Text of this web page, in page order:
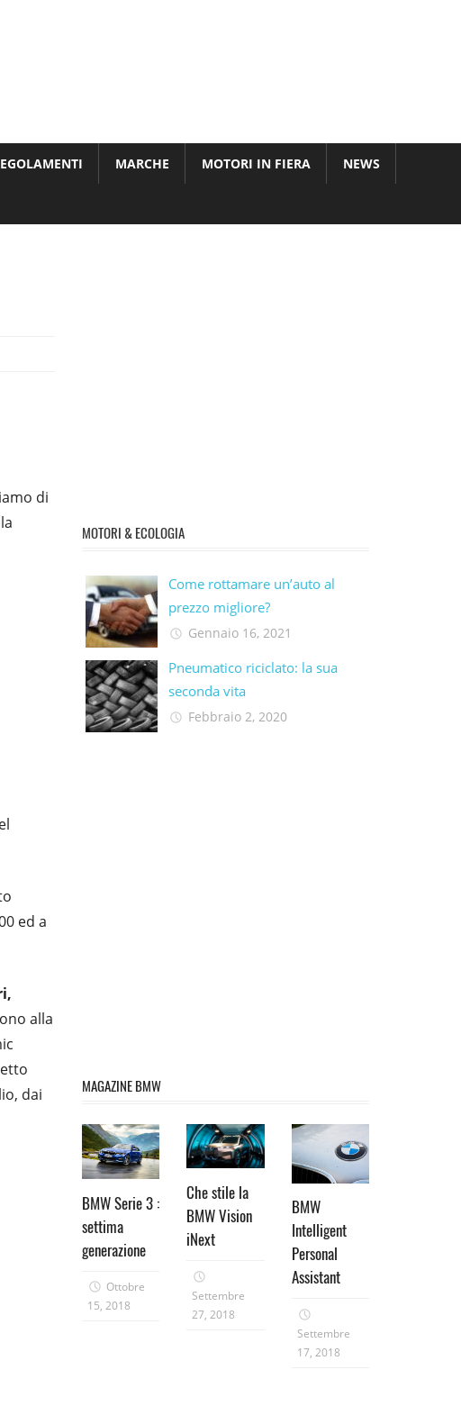
MARCHE MOTORI IN FIERA NEWS
di
ed a
alla
dai
MOTORI & ECOLOGIA
Come rottamare un’auto al
prezzo migliore?
Gennaio 16, 2021
Pneumatico riciclato: la sua
seconda vita​
Febbraio 2, 2020
MAGAZINE BMW
BMW Serie 3 :
settima
generazione
Ottobre
15, 2018
Che stile la
BMW Vision
iNext
Settembre
27, 2018
BMW
Intelligent
Personal
Assistant
Settembre
17, 2018